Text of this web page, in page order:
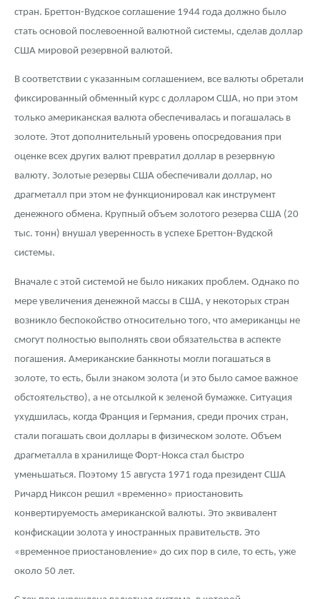
стран. Бреттон-Вудское соглашение 1944 года должно было
стать основой послевоенной валютной системы, сделав доллар
США мировой резервной валютой.
В соответствии с указанным соглашением, все валюты обретали
фиксированный обменный курс с долларом США, но при этом
только американская валюта обеспечивалась и погашалась в
золоте. Этот дополнительный уровень опосредования при
оценке всех других валют превратил доллар в резервную
валюту. Золотые резервы США обеспечивали доллар, но
драгметалл при этом не функционировал как инструмент
денежного обмена. Крупный объем золотого резерва США (20
тыс. тонн) внушал уверенность в успехе Бреттон-Вудской
системы.
Вначале с этой системой не было никаких проблем. Однако по
мере увеличения денежной массы в США, у некоторых стран
возникло беспокойство относительно того, что американцы не
смогут полностью выполнять свои обязательства в аспекте
погашения. Американские банкноты могли погашаться в
золоте, то есть, были знаком золота (и это было самое важное
обстоятельство), а не отсылкой к зеленой бумажке. Ситуация
ухудшилась, когда Франция и Германия, среди прочих стран,
стали погашать свои доллары в физическом золоте. Объем
драгметалла в хранилище Форт-Нокса стал быстро
уменьшаться. Поэтому 15 августа 1971 года президент США
Ричард Никсон решил «временно» приостановить
конвертируемость американской валюты. Это эквивалент
конфискации золота у иностранных правительств. Это
«временное приостановление» до сих пор в силе, то есть, уже
около 50 лет.